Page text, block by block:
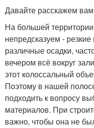
Давайте расскажем
На большей
непредсказуем -
различные осадки,
вечером всё вокруг
этот колоссальный
Поэтому в нашей
подходить к вопросу
материалов. При
важно, чтобы она не